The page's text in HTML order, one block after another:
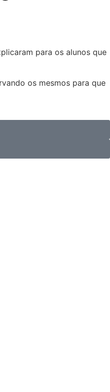
para os alunos que
os mesmos para que